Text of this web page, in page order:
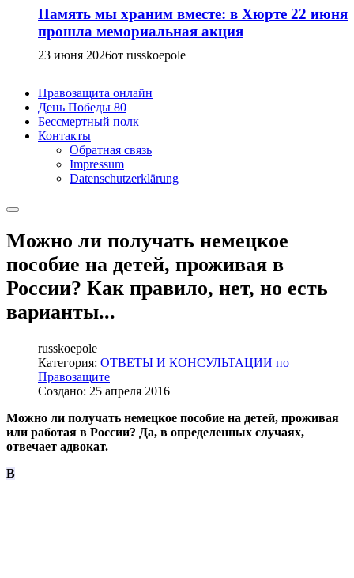
Память мы храним вместе: в Хюрте 22 июня
прошла мемориальная акция
23 июня 2026от russkoepole
Правозащита онлайн
День Победы 80
Бессмертный полк
Контакты
Обратная связь
Impressum
Datenschutzerklärung
Можно ли получать немецкое
пособие на детей, проживая в
России? Как правило, нет, но есть
варианты...
russkoepole
Категория: ОТВЕТЫ И КОНСУЛЬТАЦИИ по
Правозащите
Создано: 25 апреля 2016
Можно ли получать немецкое пособие на детей, проживая
или работая в России? Да, в определенных случаях,
отвечает адвокат.
В